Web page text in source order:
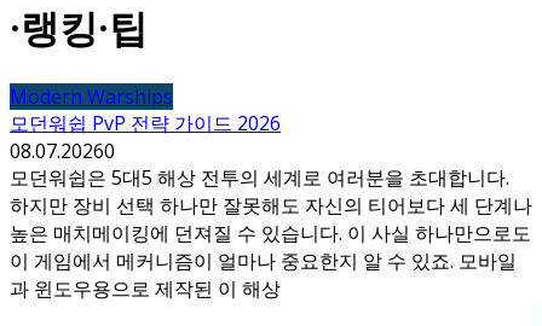
·랭킹·팁
Modern Warships
모던워쉽 PvP 전략 가이드 2026
08.07.20260
모던워쉽은 5대5 해상 전투의 세계로 여러분을 초대합니다.
하지만 장비 선택 하나만 잘못해도 자신의 티어보다 세 단계나
높은 매치메이킹에 던져질 수 있습니다. 이 사실 하나만으로도
이 게임에서 메커니즘이 얼마나 중요한지 알 수 있죠. 모바일
과 윈도우용으로 제작된 이 해상